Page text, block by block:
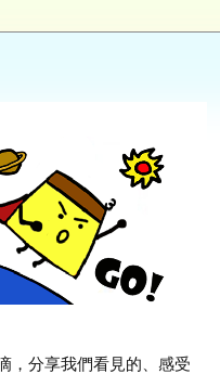
，分享我們看見的、感受